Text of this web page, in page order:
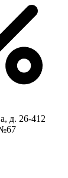
д. 26-412